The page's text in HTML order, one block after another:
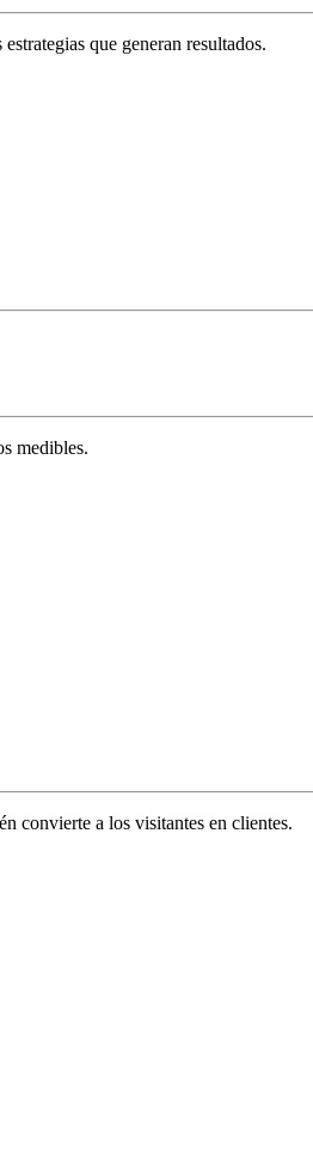
que generan resultados.
medibles.
convierte a los visitantes en clientes.